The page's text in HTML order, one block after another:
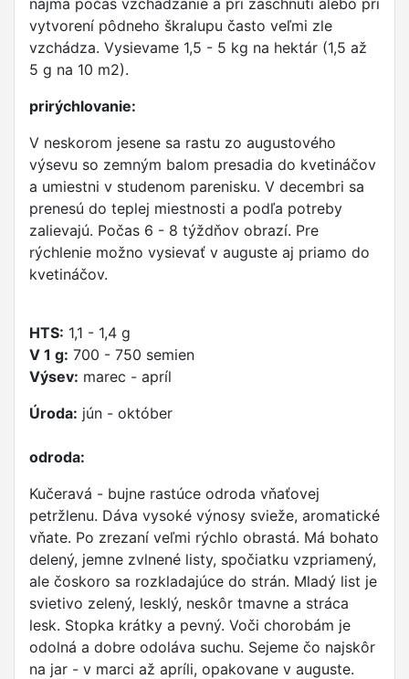
najmä počas vzchádzanie a pri zaschnutí alebo pri
vytvorení pôdneho škralupu často veľmi zle
vzchádza. Vysievame 1,5 - 5 kg na hektár (1,5 až
5 g na 10 m2).
prirýchlovanie:
V neskorom jesene sa rastu zo augustového
výsevu so zemným balom presadia do kvetináčov
a umiestni v studenom parenisku. V decembri sa
prenesú do teplej miestnosti a podľa potreby
zalievajú. Počas 6 - 8 týždňov obrazí. Pre
rýchlenie možno vysievať v auguste aj priamo do
kvetináčov.
HTS: 1,1 - 1,4 g
V 1 g: 700 - 750 semien
Výsev: marec - apríl
Úroda: jún - október
odroda:
Kučeravá - bujne rastúce odroda vňaťovej
petržlenu. Dáva vysoké výnosy svieže, aromatické
vňate. Po zrezaní veľmi rýchlo obrastá. Má bohato
delený, jemne zvlnené listy, spočiatku vzpriamený,
ale čoskoro sa rozkladajúce do strán. Mladý list je
svietivo zelený, lesklý, neskôr tmavne a stráca
lesk. Stopka krátky a pevný. Voči chorobám je
odolná a dobre odoláva suchu. Sejeme čo najskôr
na jar - v marci až apríli, opakovane v auguste.